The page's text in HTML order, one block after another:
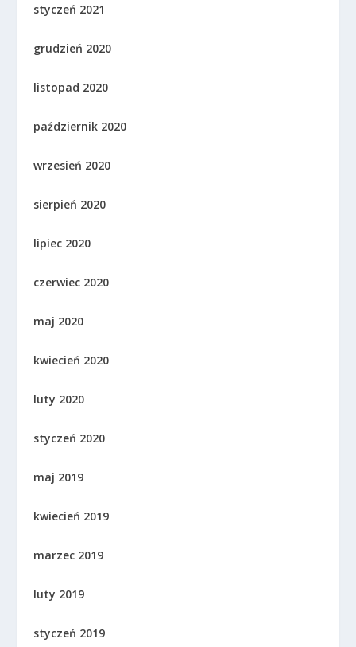
styczeń 2021
grudzień 2020
listopad 2020
październik 2020
wrzesień 2020
sierpień 2020
lipiec 2020
czerwiec 2020
maj 2020
kwiecień 2020
luty 2020
styczeń 2020
maj 2019
kwiecień 2019
marzec 2019
luty 2019
styczeń 2019